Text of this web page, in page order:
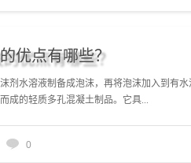
优点有哪些？
剂水溶液制备成泡沫，再将泡沫加入到有
成的轻质多孔混凝土制品。它具...
0